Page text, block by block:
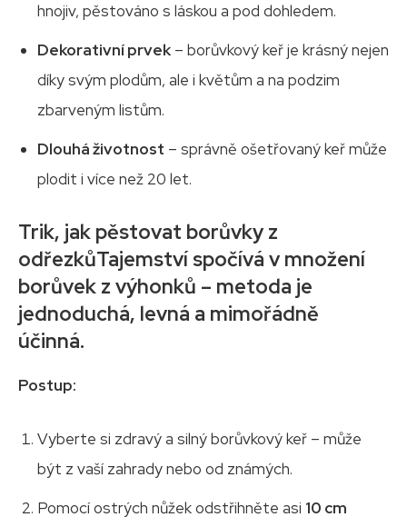
hnojiv, pěstováno s láskou a pod dohledem.
Dekorativní prvek– borůvkový keř je krásný nejen
díky svým plodům, ale i květům a na podzim
zbarveným listům.
Dlouhá životnost – správně ošetřovaný keř může
plodit i více než 20 let.
Trik, jak pěstovat borůvky z
odřezkůTajemství spočívá v množení
borůvek z výhonků – metoda je
jednoduchá, levná a mimořádně
účinná.
Postup:
Vyberte si zdravý a silný borůvkový keř – může
být z vaší zahrady nebo od známých.
Pomocí ostrých nůžek odstřihněte asi 10 cm